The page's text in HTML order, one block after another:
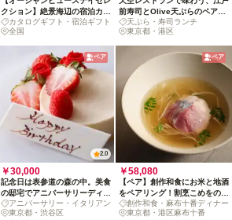
クション】絶景海辺の宿泊カタ
ログギフト : 掲載数200+施
設〜
カタログギフト・宿泊ギフト
全国
前寿司とOlive天ぷらのペアラ
ンチコース
天ぷら・寿司ランチ
東京都・港区
ペア
2.0
￥30,000
記念日は表参道の森の中。美食
の邸宅でアニバーサリーディナ
ーアニバーサリー・イタリアン
東京都・渋谷区
ペア
￥58,080
【ペア】創作和食にお米と地酒
をペアリング！割烹こめをの心
に残る夕餉時間
創作和食・麻布十番ディナー
東京都・港区麻布十番